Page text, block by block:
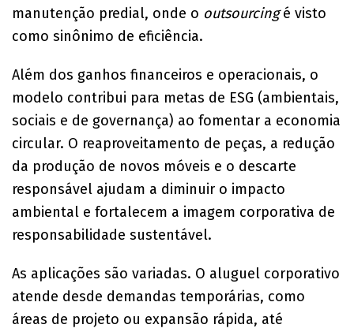
manutenção predial, onde o outsourcingé visto
como sinônimo de eficiência.
Além dos ganhos financeiros e operacionais, o
modelo contribui para metas de ESG (ambientais,
sociais e de governança) ao fomentar a economia
circular. O reaproveitamento de peças, a redução
da produção de novos móveis e o descarte
responsável ajudam a diminuir o impacto
ambiental e fortalecem a imagem corporativa de
responsabilidade sustentável.
As aplicações são variadas. O aluguel corporativo
atende desde demandas temporárias, como
áreas de projeto ou expansão rápida, até